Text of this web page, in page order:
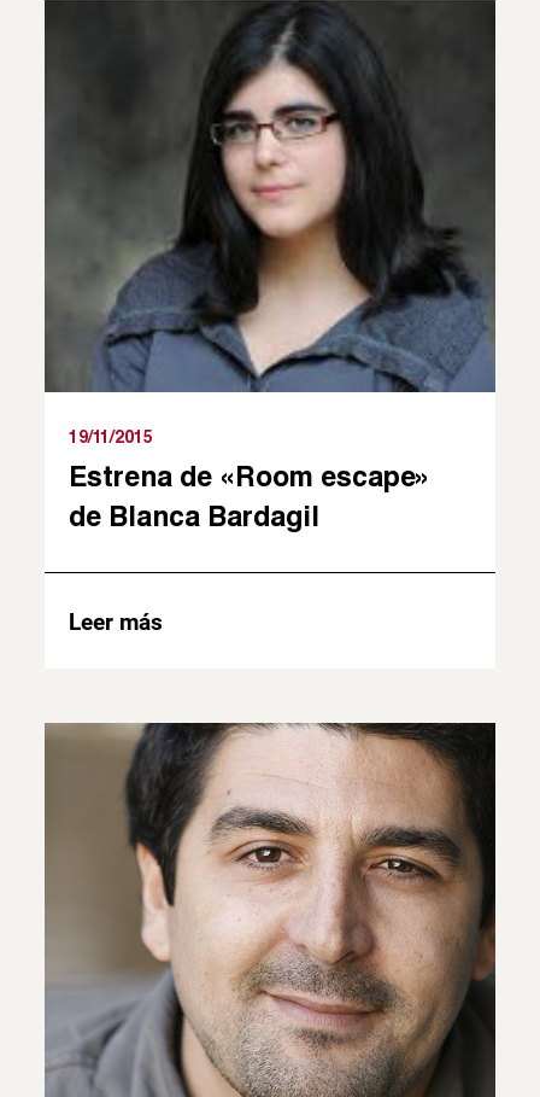
19/11/2015
Estrena de «Room escape»
de Blanca Bardagil
Leer más